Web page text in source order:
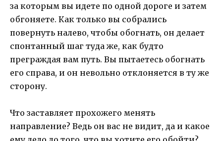
за которым вы идете по одной дороге и затем
обгоняете. Как только вы собрались
повернуть налево, чтобы обогнать, он делает
спонтанный шаг туда же, как будто
преграждая вам путь. Вы пытаетесь обогнать
его справа, и он невольно отклоняется в ту же
сторону.
Что заставляет прохожего менять
направление? Ведь он вас не видит, да и какое